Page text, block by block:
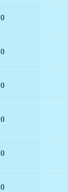
0
0
0
0
0
0